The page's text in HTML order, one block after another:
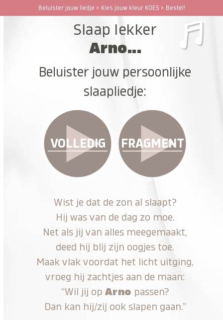
Beluister jouw liedje > Kies jouw kleur KOES > Bestel!
Open
Close
Slaap lekker
Arno...
Beluister jouw persoonlijke
slaapliedje:
VOLLEDIG FRAGMENT
Wist je dat de zon al slaapt?
Hij was van de dag zo moe.
Net als jij van alles meegemaakt,
deed hij blij zijn oogjes toe.
Maak vlak voordat het licht uitging,
vroeg hij zachtjes aan de maan:
“Wil jij op Arno passen?
Dan kan hij/zij ook slapen gaan.”